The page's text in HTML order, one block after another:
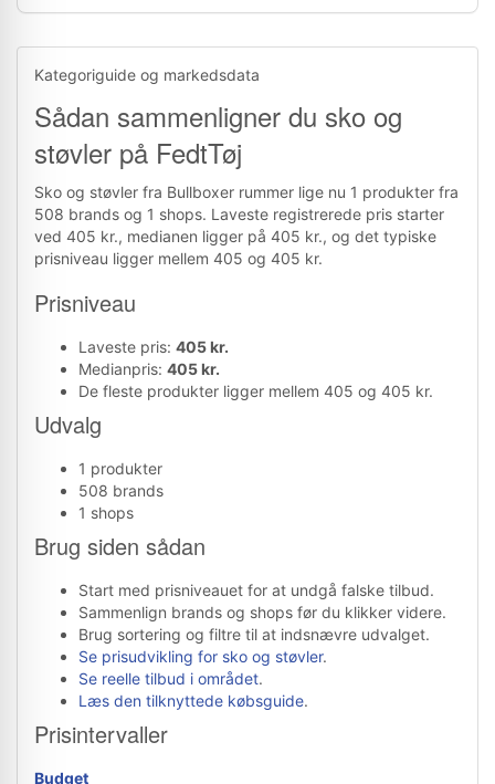
Kategoriguide og markedsdata
Sådan sammenligner du sko og
støvler på FedtTøj
Sko og støvler fra Bullboxer rummer lige nu 1 produkter fra
508 brands og 1 shops. Laveste registrerede pris starter
ved 405 kr., medianen ligger på 405 kr., og det typiske
prisniveau ligger mellem 405 og 405 kr.
Prisniveau
Laveste pris: 405 kr.
Medianpris: 405 kr.
De fleste produkter ligger mellem 405 og 405 kr.
Udvalg
1 produkter
508 brands
1 shops
Brug siden sådan
Start med prisniveauet for at undgå falske tilbud.
Sammenlign brands og shops før du klikker videre.
Brug sortering og filtre til at indsnævre udvalget.
Se prisudvikling for sko og støvler.
Se reelle tilbud i området.
Læs den tilknyttede købsguide.
Prisintervaller
Budget